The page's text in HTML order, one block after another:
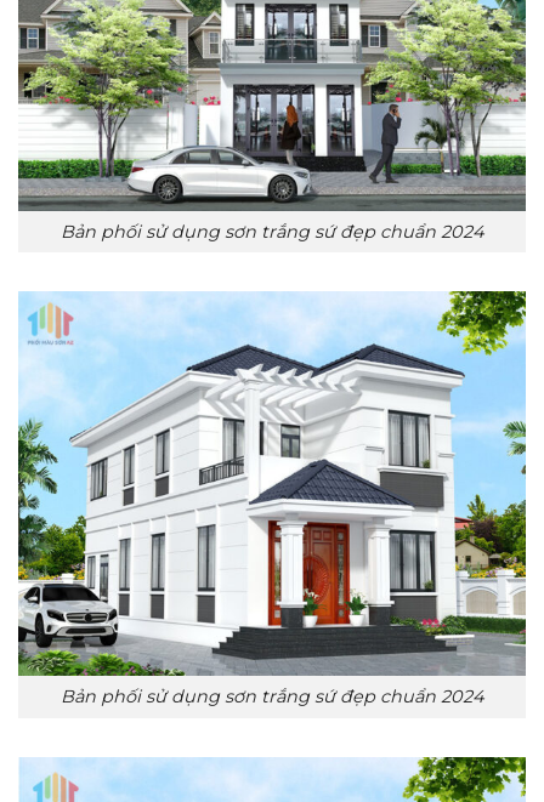
Bản phối sử dụng sơn trắng sứ đẹp chuẩn 2024
Bản phối sử dụng sơn trắng sứ đẹp chuẩn 2024